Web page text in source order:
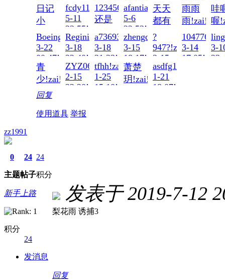
21:38!read!
豫!zai!2026-
6-21
00:54!read!
日记
小
姐!zai!2026-
5-15
12:56!read!
fcdy111!zai!2026-
5-11
23:55!read!
123456
还是
是!zai!2026-
5-7
23:12!read!
afantian!zai!2026-
5-6
22:53!read!
天天
都有
好心
情!zai!2026-
5-5
21:46!read!
雨雨
雨
5-5
13:26!read!
哇
喔
5-4
Boeing!zai!2026-
3-22
00:47!read!
Regini!zai!2026-
3-18
22:40!read!
a736932762!zai!2026-
3-18
21:33!read!
zhengqincheng!zai!2026-
3-15
18:17!read!
?
947?!zai!2026-
3-15
13:05!read!
3-14
17:05!read!
3-
青
少!zai!2026-
2-18
09:29!read!
ZYZ06!zai!2026-
2-15
22:20!read!
tfhh!zai!2026-
1-25
15:10!read!
萧楚
玥!zai!2026-
asdfg111!zai!2026-
1-21
18:07!read!
回复
使用道具 举报
zz1991
0
主题
24
帖子
24
积分
新手上路
积分
24
发消息
发表于 2019-7-12
梨花雨 诱捕3
回复